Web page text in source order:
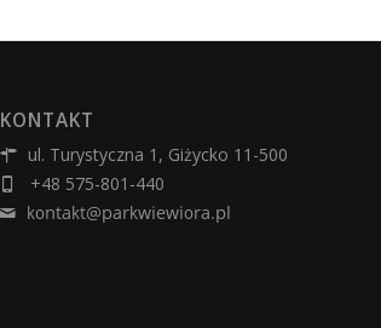
KONTAKT
ul. Turystyczna 1, Giżycko 11-500
+48 575-801-440